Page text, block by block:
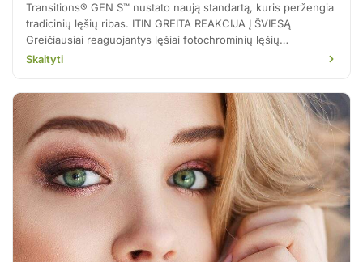
Transitions® GEN S™ nustato naują standartą, kuris peržengia
tradicinių lęšių ribas. ITIN GREITA REAKCIJA Į ŠVIESĄ
Greičiausiai reaguojantys lęšiai fotochrominių lęšių
kategorijoje Visiškai skaidrūs patalpose, lauke patamsėja per
PLATUS SPALVŲ PASIRINKIMAS Transitions® GEN S™ galite
rinktis net iš 8-ių išskirtinių […]
Skaityti